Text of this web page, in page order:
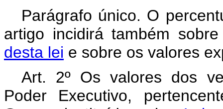
Parágrafo único. O
artigo incidirá também
desta lei e sobre os valores
Art. 2º Os valores dos
Poder Executivo,